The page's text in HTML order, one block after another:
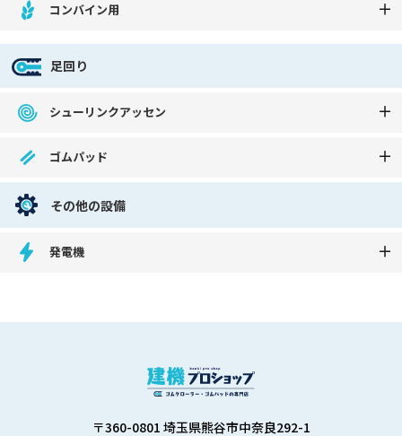
コンバイン用
足回り
シューリンクアッセン
ゴムパッド
その他の設備
発電機
〒360-0801 埼玉県熊谷市中奈良292-1